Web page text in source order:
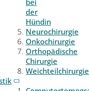
der
Hündin
Neurochirurgie
Onkochirurgie
Orthopädische
Chirurgie
Weichteilchirurgie